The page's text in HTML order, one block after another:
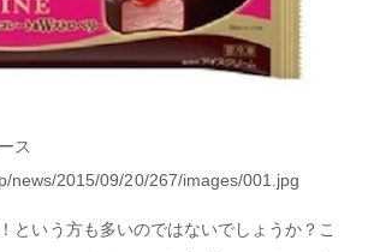
ース
news/2015/09/20/267/images/001.jpg
という方も多いのではないでしょうか？こ